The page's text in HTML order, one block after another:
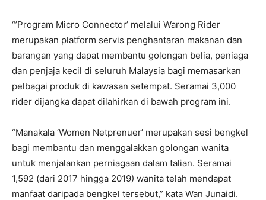
“’Program Micro Connector’ melalui Warong Rider
merupakan platform servis penghantaran makanan dan
barangan yang dapat membantu golongan belia, peniaga
dan penjaja kecil di seluruh Malaysia bagi memasarkan
pelbagai produk di kawasan setempat. Seramai 3,000
rider dijangka dapat dilahirkan di bawah program ini.
“Manakala ‘Women Netprenuer’ merupakan sesi bengkel
bagi membantu dan menggalakkan golongan wanita
untuk menjalankan perniagaan dalam talian. Seramai
1,592 (dari 2017 hingga 2019) wanita telah mendapat
manfaat daripada bengkel tersebut,” kata Wan Junaidi.